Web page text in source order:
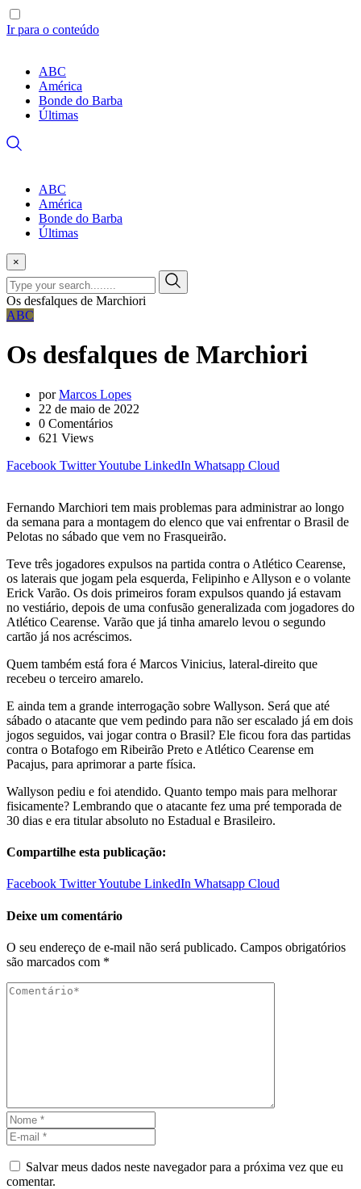
Ir para o conteúdo
ABC
América
Bonde do Barba
Últimas
ABC
América
Bonde do Barba
Últimas
×
Os desfalques de Marchiori
ABC
Os desfalques de Marchiori
porMarcos Lopes
22 de maio de 2022
0 Comentários
621 Views
Facebook TwitterYoutube LinkedIn Whatsapp Cloud
Fernando Marchiori tem mais problemas para administrar ao longo
da semana para a montagem do elenco que vai enfrentar o Brasil de
Pelotas no sábado que vem no Frasqueirão.
Teve três jogadores expulsos na partida contra o Atlético Cearense,
os laterais que jogam pela esquerda, Felipinho e Allyson e o volante
Erick Varão. Os dois primeiros foram expulsos quando já estavam
no vestiário, depois de uma confusão generalizada com jogadores do
Atlético Cearense. Varão que já tinha amarelo levou o segundo
cartão já nos acréscimos.
Quem também está fora é Marcos Vinicius, lateral-direito que
recebeu o terceiro amarelo.
E ainda tem a grande interrogação sobre Wallyson. Será que até
sábado o atacante que vem pedindo para não ser escalado já em dois
jogos seguidos, vai jogar contra o Brasil? Ele ficou fora das partidas
contra o Botafogo em Ribeirão Preto e Atlético Cearense em
Pacajus, para aprimorar a parte física.
Wallyson pediu e foi atendido. Quanto tempo mais para melhorar
fisicamente? Lembrando que o atacante fez uma pré temporada de
30 dias e era titular absoluto no Estadual e Brasileiro.
Compartilhe esta publicação:
Facebook TwitterYoutube LinkedIn Whatsapp Cloud
Deixe um comentário
O seu endereço de e-mail não será publicado. Campos obrigatórios
são marcados com *
Salvar meus dados neste navegador para a próxima vez que eu
comentar.